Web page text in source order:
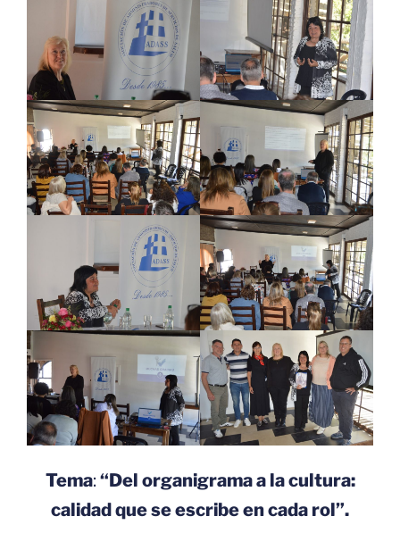
Tema: “Del organigrama a la cultura:
calidad que se escribe en cada rol”.